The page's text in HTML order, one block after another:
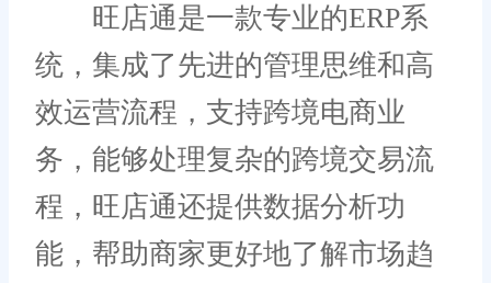
旺店通是一款专业的ERP系
统，集成了先进的管理思维和高
效运营流程，支持跨境电商业
务，能够处理复杂的跨境交易流
程，旺店通还提供数据分析功
能，帮助商家更好地了解市场趋